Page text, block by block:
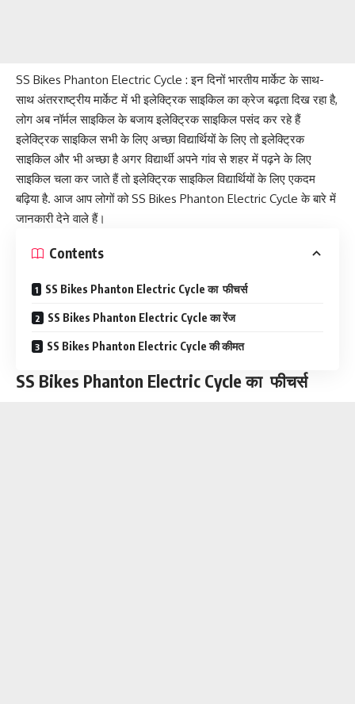
SS Bikes Phanton Electric Cycle : इन दिनों भारतीय मार्केट के साथ-
साथ अंतरराष्ट्रीय मार्केट में भी इलेक्ट्रिक साइकिल का क्रेज बढ़ता दिख रहा है,
लोग अब नॉर्मल साइकिल के बजाय इलेक्ट्रिक साइकिल पसंद कर रहे हैं
इलेक्ट्रिक साइकिल सभी के लिए अच्छा विद्यार्थियों के लिए तो इलेक्ट्रिक
साइकिल और भी अच्छा है अगर विद्यार्थी अपने गांव से शहर में पढ़ने के लिए
साइकिल चला कर जाते हैं तो इलेक्ट्रिक साइकिल विद्यार्थियों के लिए एकदम
बढ़िया है. आज आप लोगों को SS Bikes Phanton Electric Cycle के बारे में
जानकारी देने वाले हैं।
Contents
SS Bikes Phanton Electric Cycle का फीचर्स
SS Bikes Phanton Electric Cycle का रेंज
SS Bikes Phanton Electric Cycle की कीमत
SS Bikes Phanton Electric Cycle का फीचर्स